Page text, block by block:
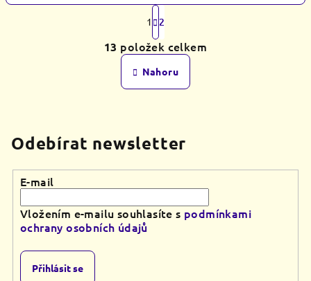
O
v
l
á
í
k
S
t
r
á
k
o
í
1 2
13 položek celkem
Nahoru
Odebírat newsletter
E-mail
Vložením e-mailu souhlasíte s podmínkami
ochrany osobních údajů
Přihlásit se